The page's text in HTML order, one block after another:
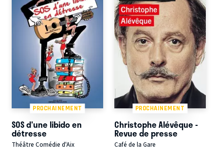
PROCHAINEMENT
SOS d'une libido en
détresse
Théâtre Comédie d'Aix
PROCHAINEMENT
Christophe Alévêque -
Revue de presse
Café de la Gare